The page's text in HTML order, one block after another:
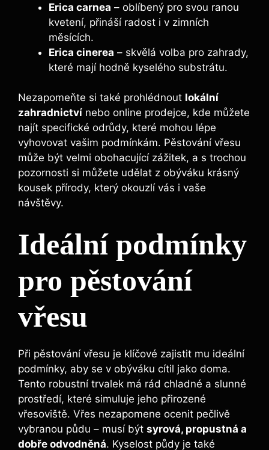
Erica carnea – oblíbený pro svou ranou
kvetení, přináší radost i v zimních
měsících.
Erica cinerea – skvělá volba pro zahrady,
které mají hodně kyselého substrátu.
Nezapomeňte si také prohlédnout lokální
zahradnictví nebo online prodejce, kde můžete
najít specifické odrůdy, které mohou lépe
vyhovovat vašim podmínkám. Pěstování vřesu
může být velmi obohacující zážitek, a s trochou
pozornosti si můžete udělat z obýváku krásný
kousek přírody, který okouzlí vás i vaše
návštěvy.
Ideální podmínky
pro pěstování
vřesu
Při pěstování vřesu je klíčové zajistit mu ideální
podmínky, aby se v obýváku cítil jako doma.
Tento robustní trvalek má rád chladné a slunné
prostředí, které simuluje jeho přirozené
vřesoviště. Vřes nezapomene ocenit pečlivě
vybranou půdu – musí být syrová, propustná a
dobře odvodněná. Kyselost půdy je také